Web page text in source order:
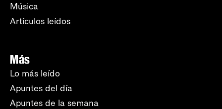
Música
Artículos leídos
Más
Lo más leído
Apuntes del día
Apuntes de la semana